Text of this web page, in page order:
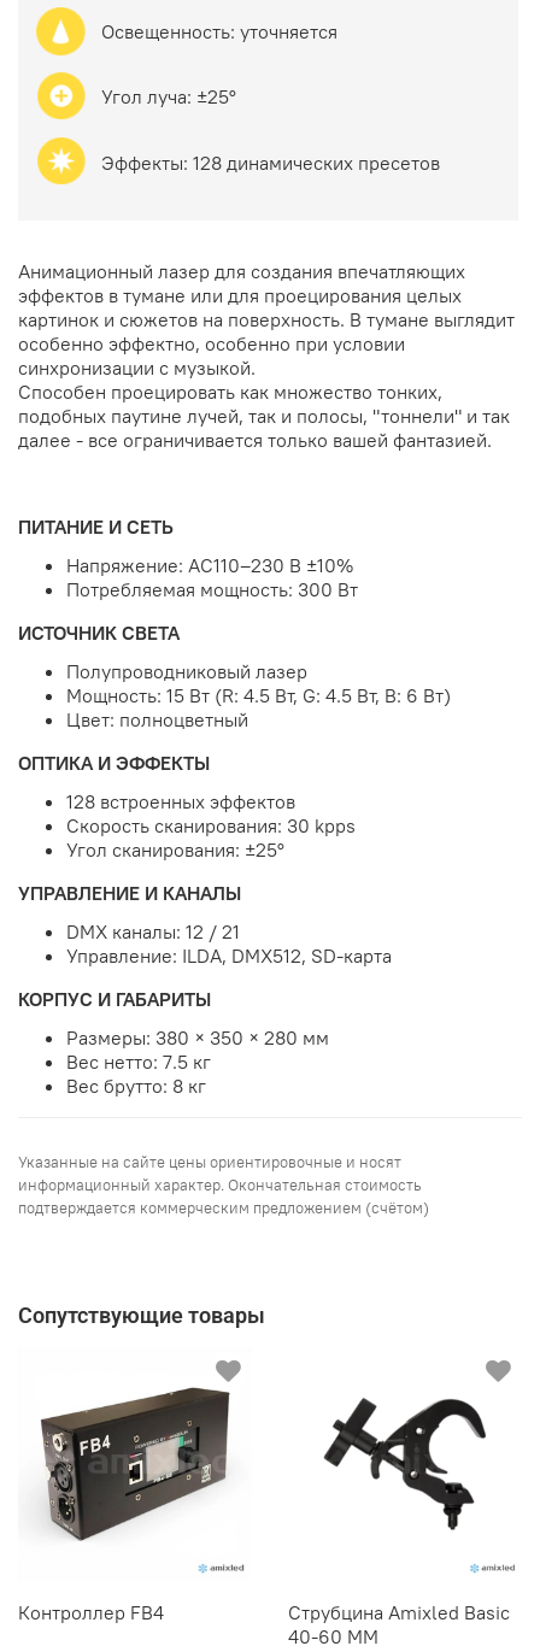
Освещенность: уточняется
Угол луча: ±25°
Эффекты: 128 динамических пресетов
Анимационный лазер для создания впечатляющих
эффектов в тумане или для проецирования целых
картинок и сюжетов на поверхность. В тумане выглядит
особенно эффектно, особенно при условии
синхронизации с музыкой.
Способен проецировать как множество тонких,
подобных паутине лучей, так и полосы, "тоннели" и так
далее - все ограничивается только вашей фантазией.
ПИТАНИЕ И СЕТЬ
Напряжение: AC110–230 В ±10%
Потребляемая мощность: 300 Вт
ИСТОЧНИК СВЕТА
Полупроводниковый лазер
Мощность: 15 Вт (R: 4.5 Вт, G: 4.5 Вт, B: 6 Вт)
Цвет: полноцветный
ОПТИКА И ЭФФЕКТЫ
128 встроенных эффектов
Скорость сканирования: 30 kpps
Угол сканирования: ±25°
УПРАВЛЕНИЕ И КАНАЛЫ
DMX каналы: 12 / 21
Управление: ILDA, DMX512, SD-карта
КОРПУС И ГАБАРИТЫ
Размеры: 380 × 350 × 280 мм
Вес нетто: 7.5 кг
Вес брутто: 8 кг
Указанные на сайте цены ориентировочные и носят
информационный характер. Окончательная стоимость
подтверждается коммерческим предложением (счётом)
Сопутствующие товары
Контроллер FB4
Струбцина Amixled Basic
40-60 MM